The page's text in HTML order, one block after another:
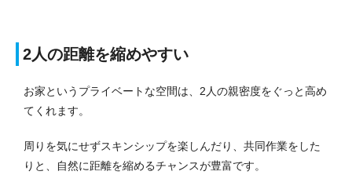
2人の距離を縮めやすい
お家というプライベートな空間は、2人の親密度をぐっと高め
てくれます。
周りを気にせずスキンシップを楽しんだり、共同作業をした
りと、自然に距離を縮めるチャンスが豊富です。